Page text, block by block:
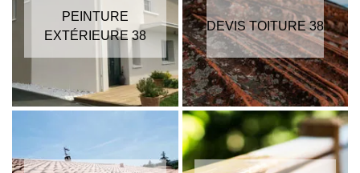
PEINTURE
EXTÉRIEURE 38
DEVIS TOITURE 38